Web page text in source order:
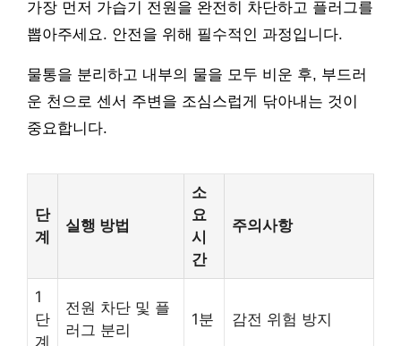
가장 먼저 가습기 전원을 완전히 차단하고 플러그를
뽑아주세요. 안전을 위해 필수적인 과정입니다.
물통을 분리하고 내부의 물을 모두 비운 후, 부드러
운 천으로 센서 주변을 조심스럽게 닦아내는 것이
중요합니다.
단
계
실행 방법
소
요
시
간
주의사항
1
단
계
전원 차단 및 플
러그 분리
1분 감전 위험 방지